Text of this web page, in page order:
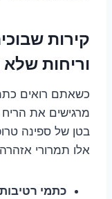
קירות
וריחות
כשאתם רואים
מרגישים את הריח
בטן של ספינה
אלו תמרורי
כתמי